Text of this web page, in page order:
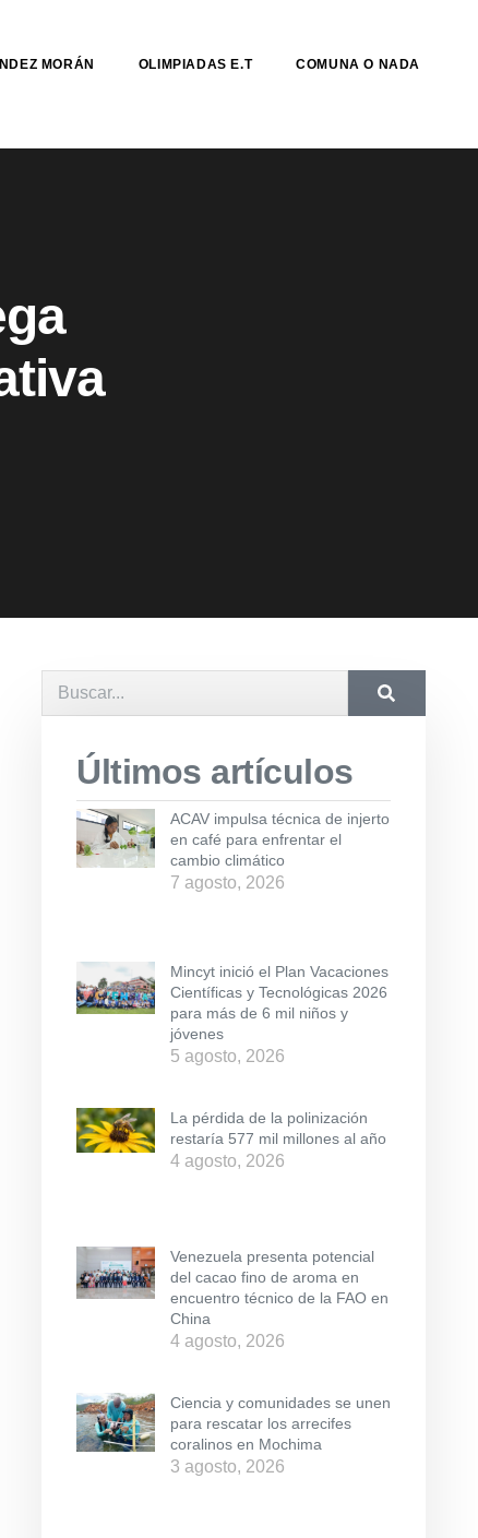
MORÁN OLIMPIADAS E.T COMUNA O NADA
Últimos artículos
ACAV impulsa técnica de injerto
en café para enfrentar el
cambio climático
7 agosto, 2026
Mincyt inició el Plan Vacaciones
Científicas y Tecnológicas 2026
para más de 6 mil niños y
jóvenes
5 agosto, 2026
La pérdida de la polinización
restaría 577 mil millones al año
4 agosto, 2026
Venezuela presenta potencial
del cacao fino de aroma en
encuentro técnico de la FAO en
China
4 agosto, 2026
Ciencia y comunidades se unen
para rescatar los arrecifes
coralinos en Mochima
3 agosto, 2026